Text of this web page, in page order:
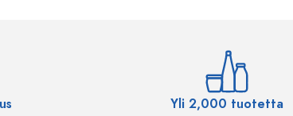
Yli 2,000 tuotetta